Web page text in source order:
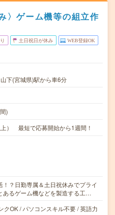
〉ゲーム機等の組立作
土日祝日が休み WEB登録OK
下(宮城県)駅から車6分
)
） 最短で応募開始から1週間！
！？日勤専属＆土日祝休みでプライ
あるゲーム機などを製造する工…
クOK / パソコンスキル不要 / 英語力